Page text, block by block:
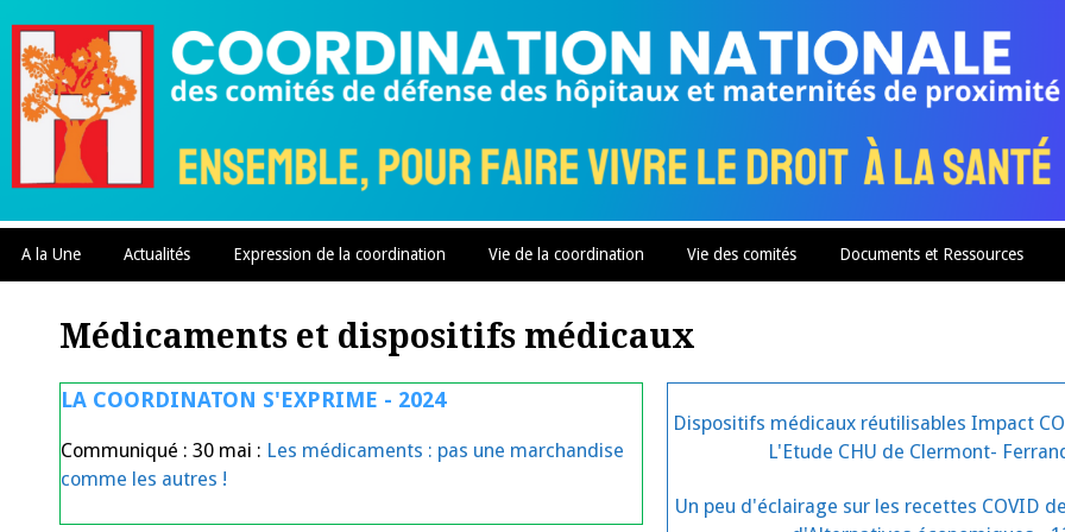
content
A la Une Actualités Expression de la coordination Vie de la coordination Vie des comités Documents et Ressources
Médicaments et dispositifs médicaux
LA COORDINATON S'EXPRIME - 2024
Communiqué : 30 mai : Les médicaments : pas une marchandise
comme les autres !
Dispositifs médicaux réutilisables Impact
L'Etude CHU de Clermont-
Un peu d'éclairage sur les recettes COVID